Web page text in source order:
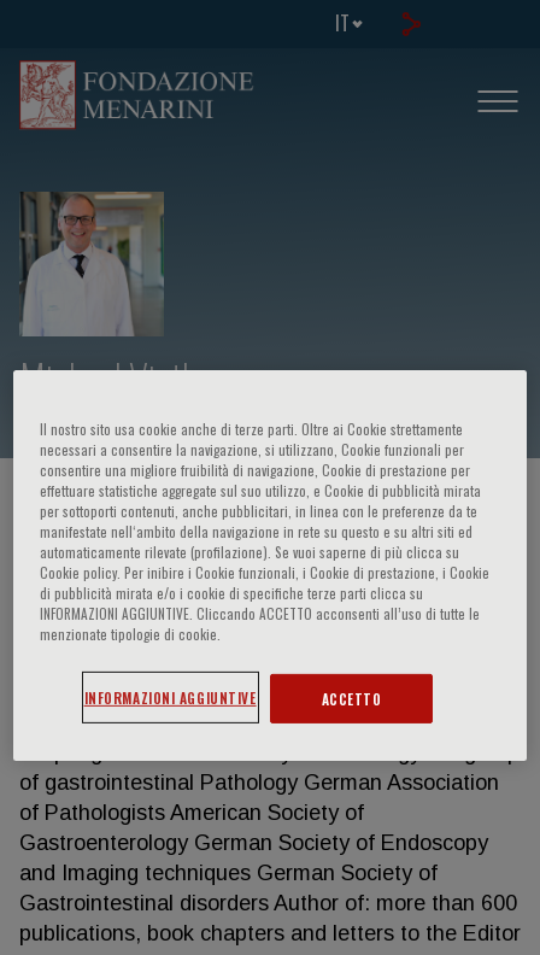
IT
Michael Vieth
HOME PAGE / CORSI ED EVENTI / RELATORE
Michael Vieth
Member of: International Academy of Pathology
International Working Group of classification of
of gastrointestinal Pathology German Association
of Pathologists American Society of
Gastroenterology German Society of Endoscopy
and Imaging techniques German Society of
Gastrointestinal disorders Author of: more than 600
publications, book chapters and letters to the Editor
Il nostro sito usa cookie anche di terze parti. Oltre ai Cookie strettamente
necessari a consentire la navigazione, si utilizzano, Cookie funzionali per
consentire una migliore fruibilità di navigazione, Cookie di prestazione per
effettuare statistiche aggregate sul suo utilizzo, e Cookie di pubblicità mirata
per sottoporti contenuti, anche pubblicitari, in linea con le preferenze da te
manifestate nell‘ambito della navigazione in rete su questo e su altri siti ed
automaticamente rilevate (profilazione). Se vuoi saperne di più clicca su
Cookie policy. Per inibire i Cookie funzionali, i Cookie di prestazione, i Cookie
di pubblicità mirata e/o i cookie di specifiche terze parti clicca su
INFORMAZIONI AGGIUNTIVE. Cliccando ACCETTO acconsenti all’uso di tutte le
menzionate tipologie di cookie.
INFORMAZIONI AGGIUNTIVE ACCETTO